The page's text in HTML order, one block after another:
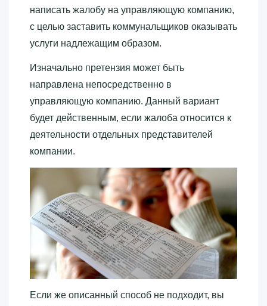
написать жалобу на управляющую компанию,
с целью заставить коммунальщиков оказывать
услуги надлежащим образом.
Изначально претензия может быть
направлена непосредственно в
управляющую компанию. Данный вариант
будет действенным, если жалоба относится к
деятельности отдельных представителей
компании.
Если же описанный способ не подходит, вы